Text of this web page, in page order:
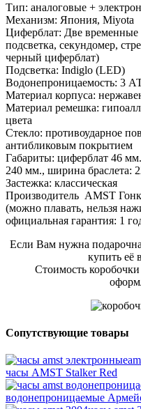
Тип: аналоговые +
Механизм: Япония, Miyota
Циферблат: Две временные
подсветка, секундомер,
черный циферблат)
Подсветка: Indiglo (LED)
Водонепроницаемость: 3
Материал корпуса:
Материал ремешка:
цвета
Стекло: противоударное
антибликовым покрытием
Габариты: циферблат 46
240 мм., ширина браслета:
Застежка: классическая
Производитель AMST
(можно плавать, нельзя
официальная гарантия: 1
Если Вам нужна
купить её
Стоимость коробочки
Сопутствующие товары
часы AMST Stalker Red
водонепроницаемые